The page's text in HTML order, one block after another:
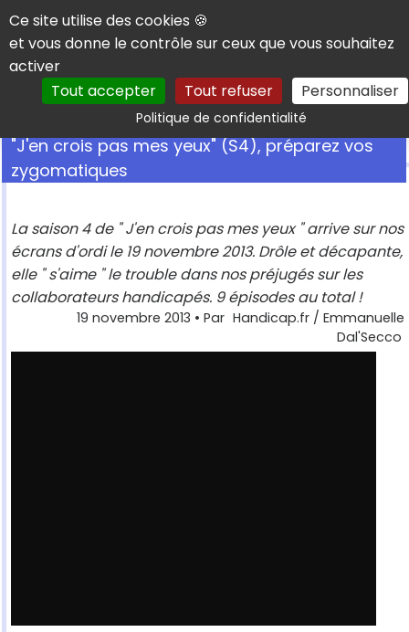
Panneau de gestion des cookies
Ce site utilise des cookies 🍪
et vous donne le contrôle sur ceux que vous souhaitez
activer
Tout accepter
Tout refuser Personnaliser
Politique de confidentialitéRechercher
"J'en crois pas mes yeux" (S4), préparez vos
zygomatiques
La saison 4 de " J'en crois pas mes yeux " arrive sur nos
écrans d'ordi le 19 novembre 2013. Drôle et décapante,
elle " s'aime " le trouble dans nos préjugés sur les
collaborateurs handicapés. 9 épisodes au total !
19 novembre 2013 • Par Handicap.fr / Emmanuelle
Dal'Secco